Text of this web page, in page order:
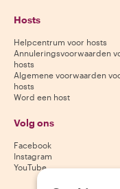
Hosts
Helpcentrum voor hosts
Annuleringsvoorwaarden
hosts
Algemene voorwaarden
hosts
Word een host
Volg ons
Facebook
Instagram
YouTube